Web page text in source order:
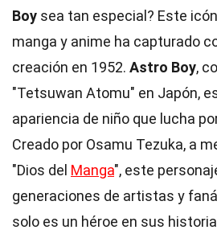
Boy sea tan especial? Este
manga y anime ha capturado
creación en 1952. Astro Boy,
"Tetsuwan Atomu" en Japón,
apariencia de niño que lucha
Creado por Osamu Tezuka, a
"Dios del Manga", este
generaciones de artistas y
solo es un héroe en sus